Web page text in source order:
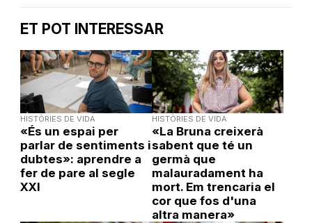
ET POT INTERESSAR
HISTÒRIES DE VIDA
«És un espai per
parlar de sentiments i
dubtes»: aprendre a
fer de pare al segle
XXI
HISTÒRIES DE VIDA
«La Bruna creixerà
sabent que té un
germà que
malauradament ha
mort. Em trencaria el
cor que fos d'una
altra manera»